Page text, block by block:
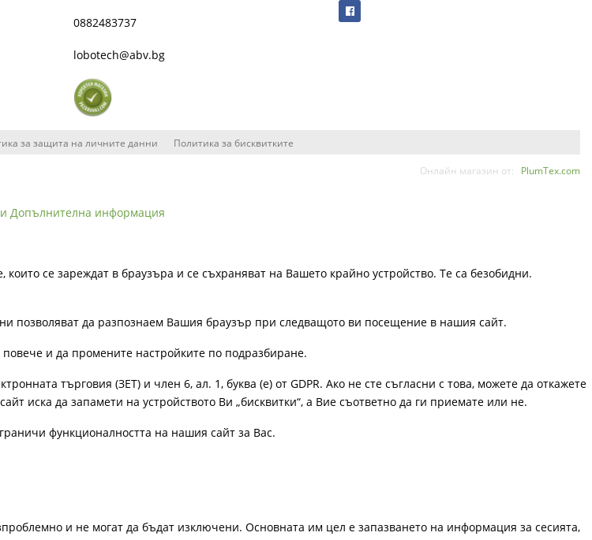
0882483737
lobotech@abv.bg
за защита на личните данни Политика за бисквитките
Онлайн магазин от: PlumTex.com
Допълнителна информация
се зареждат в браузъра и се съхраняват на Вашето крайно устройство. Те са безобидни.
позволяват да разпознаем Вашия браузър при следващото ви посещение в нашия сайт.
повече и да промените настройките по подразбиране.
търговия (ЗЕТ) и член 6, ал. 1, буква (е) от GDPR. Ако не сте съгласни с това, можете да откажете
иска да запамети на устройството Ви „бисквитки“, а Вие съответно да ги приемате или не.
функционалността на нашия сайт за Вас.
и не могат да бъдат изключени. Основната им цел е запазването на информация за сесията,